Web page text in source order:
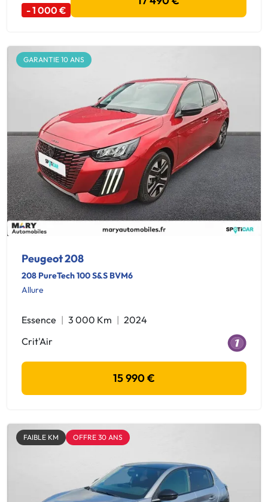
- 1 000 €
GARANTIE 10 ANS
Peugeot 208
208 PureTech 100 S&S BVM6
Allure
Essence 3 000 Km
2024
Crit'Air
15 990 €
FAIBLE KM OFFRE 30 ANS